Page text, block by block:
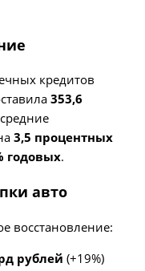
кредитов
353,6
3,5 процентных
годовых.
авто
восстановление:
рублей (+19%)